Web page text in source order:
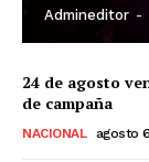
Admineditor -
24 de agosto
de campaña
NACIONAL agosto